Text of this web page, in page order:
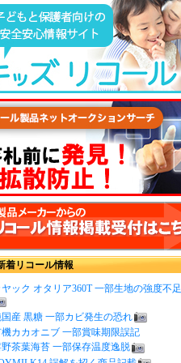
着リコール情報
ック オタリア360T 一部生地の強度不足
産 黒糖 一部カビ発生の恐れ
カカオニブ 一部賞味期限誤記
茶葉海苔 一部保存温度逸脱